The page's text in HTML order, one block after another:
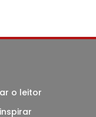
o leitor